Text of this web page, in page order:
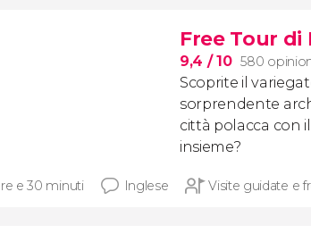
Free Tour di
9,4 / 10 580
Scoprite il
sorprendente
città polacca con
insieme?
e 30 minuti Inglese Visite guidate e